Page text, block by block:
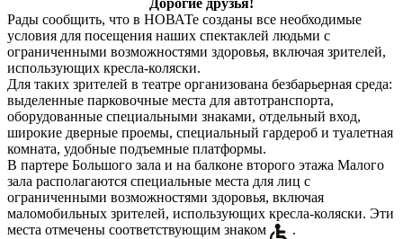
Дорогие друзья!
Рады сообщить, что в НОВАТе созданы все необходимые
условия для посещения наших спектаклей людьми с
ограниченными возможностями здоровья, включая зрителей,
использующих кресла-коляски.
Для таких зрителей в театре организована безбарьерная среда:
выделенные парковочные места для автотранспорта,
оборудованные специальными знаками, отдельный вход,
широкие дверные проемы, специальный гардероб и туалетная
комната, удобные подъемные платформы.
В партере Большого зала и на балконе второго этажа Малого
зала располагаются специальные места для лиц с
ограниченными возможностями здоровья, включая
маломобильных зрителей, использующих кресла-коляски. Эти
места отмечены соответствующим знаком
.